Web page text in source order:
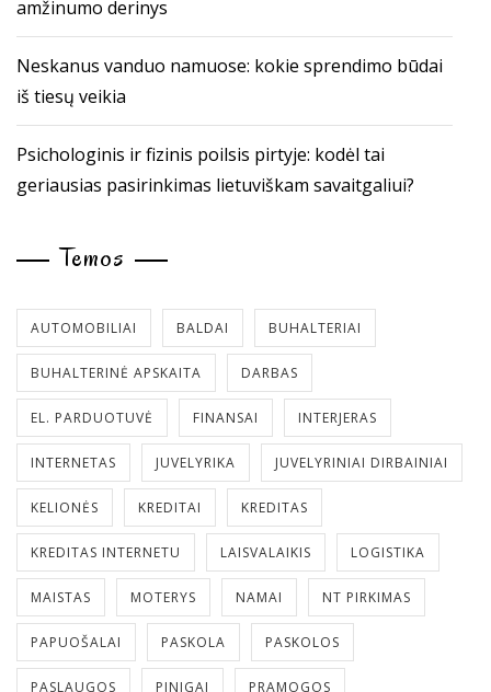
amžinumo derinys
Neskanus vanduo namuose: kokie sprendimo būdai
iš tiesų veikia
Psichologinis ir fizinis poilsis pirtyje: kodėl tai
geriausias pasirinkimas lietuviškam savaitgaliui?
Temos
AUTOMOBILIAI BALDAI BUHALTERIAI
BUHALTERINĖ APSKAITA DARBAS
EL. PARDUOTUVĖ FINANSAI INTERJERAS
INTERNETAS JUVELYRIKA JUVELYRINIAI DIRBAINIAI
KELIONĖS KREDITAI KREDITAS
KREDITAS INTERNETU LAISVALAIKIS LOGISTIKA
MAISTAS MOTERYS NAMAI NT PIRKIMAS
PAPUOŠALAI PASKOLA PASKOLOS
PASLAUGOS PINIGAI PRAMOGOS